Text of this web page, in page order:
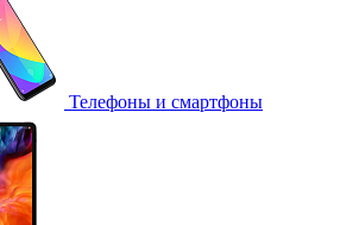
Телефоны и смартфоны